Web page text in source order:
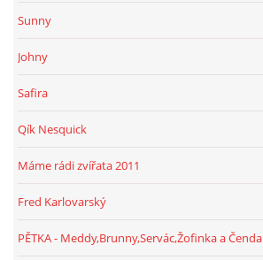
Sunny
Johny
Safira
Qík Nesquick
Máme rádi zvířata 2011
Fred Karlovarský
PĚTKA - Meddy,Brunny,Servác,Žofinka a Čenda